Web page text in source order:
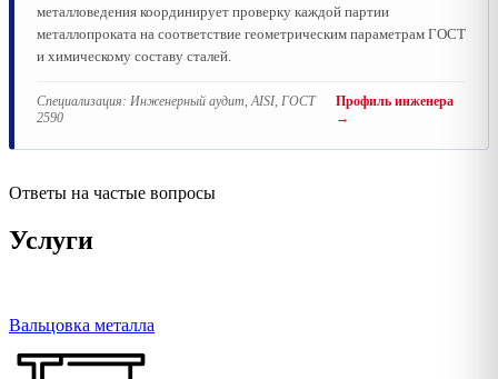
металловедения координирует проверку каждой партии
металлопроката на соответствие геометрическим параметрам ГОСТ
и химическому составу сталей.
Специализация: Инженерный аудит, AISI, ГОСТ
2590
Профиль инженера
→
Ответы на частые вопросы
Услуги
Вальцовка металла